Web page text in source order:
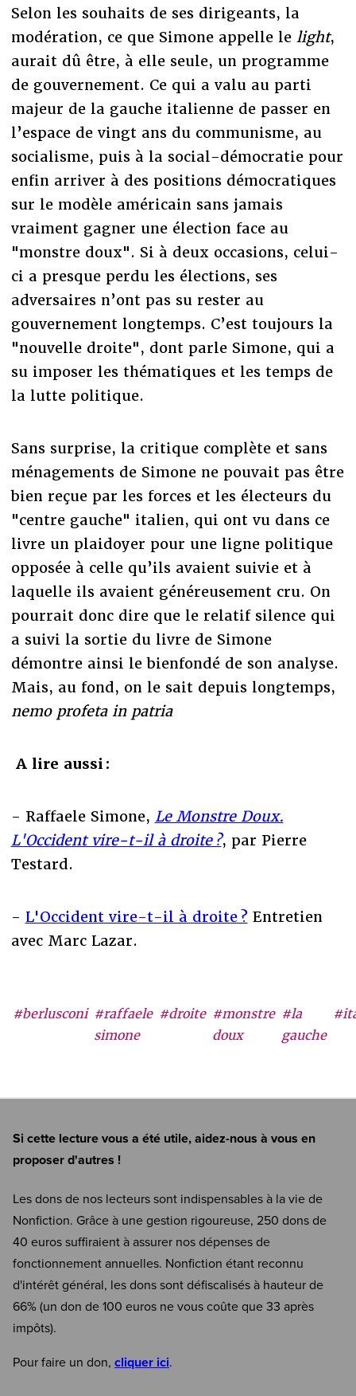
#berlusconi #raffaele
simone
#droite #monstre
doux
#la
gauche
Selon les souhaits de ses dirigeants, la
modération, ce que Simone appelle le light,
aurait dû être, à elle seule, un programme
de gouvernement. Ce qui a valu au parti
majeur de la gauche italienne de passer en
l’espace de vingt ans du communisme, au
socialisme, puis à la social-démocratie pour
enfin arriver à des positions démocratiques
sur le modèle américain sans jamais
vraiment gagner une élection face au
"monstre doux". Si à deux occasions, celui-
ci a presque perdu les élections, ses
adversaires n’ont pas su rester au
gouvernement longtemps. C’est toujours la
"nouvelle droite", dont parle Simone, qui a
su imposer les thématiques et les temps de
la lutte politique.
Sans surprise, la critique complète et sans
ménagements de Simone ne pouvait pas être
bien reçue par les forces et les électeurs du
"centre gauche" italien, qui ont vu dans ce
livre un plaidoyer pour une ligne politique
opposée à celle qu’ils avaient suivie et à
laquelle ils avaient généreusement cru. On
pourrait donc dire que le relatif silence qui
a suivi la sortie du livre de Simone
démontre ainsi le bienfondé de son analyse.
Mais, au fond, on le sait depuis longtemps,
nemo profeta in patria
A lire aussi :
- Raffaele Simone, Le Monstre Doux.
L'Occident vire-t-il à droite ?, par Pierre
Testard.
- L'Occident vire-t-il à droite ?Entretien
avec Marc Lazar.
Si cette lecture vous a été utile, aidez-nous à vous en
proposer d'autres !
Les dons de nos lecteurs sont indispensables à la vie de
Nonfiction. Grâce à une gestion rigoureuse, 250 dons de
40 euros suffiraient à assurer nos dépenses de
fonctionnement annuelles. Nonfiction étant reconnu
d'intérêt général, les dons sont défiscalisés à hauteur de
66% (un don de 100 euros ne vous coûte que 33 après
impôts).
Pour faire un don, cliquer ici.